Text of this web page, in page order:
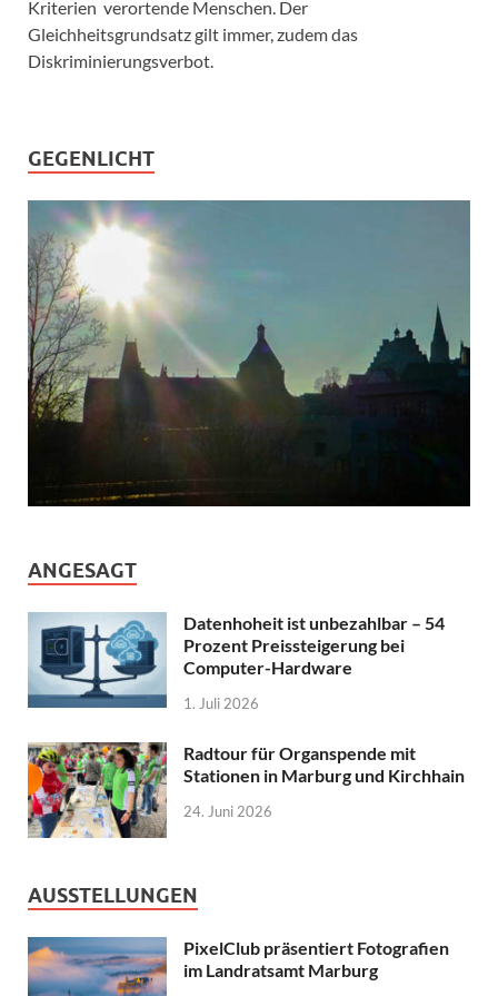
Kriterien verortende Menschen. Der
Gleichheitsgrundsatz gilt immer, zudem das
Diskriminierungsverbot.
GEGENLICHT
ANGESAGT
Datenhoheit ist unbezahlbar – 54
Prozent Preissteigerung bei
Computer-Hardware
1. Juli 2026
Radtour für Organspende mit
Stationen in Marburg und Kirchhain
24. Juni 2026
AUSSTELLUNGEN
PixelClub präsentiert Fotografien
im Landratsamt Marburg